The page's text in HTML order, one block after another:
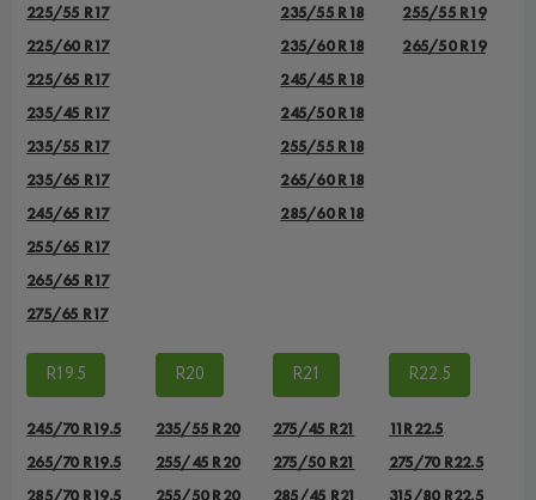
225/55 R17
225/60 R17
225/65 R17
235/45 R17
235/55 R17
235/65 R17
245/65 R17
255/65 R17
265/65 R17
275/65 R17
235/55 R18
235/60 R18
245/45 R18
245/50 R18
255/55 R18
265/60 R18
285/60 R18
255/55 R19
265/50 R19
R19.5
245/70 R19.5
265/70 R19.5
285/70 R19.5
R20
235/55 R20
255/45 R20
255/50 R20
R21
275/45 R21
275/50 R21
285/45 R21
R22.5
11R22.5
275/70 R22.5
315/80 R22.5